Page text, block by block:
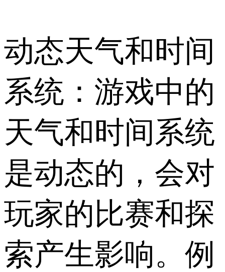
动态天气和时间
系统：游戏中的
天气和时间系统
是动态的，会对
玩家的比赛和探
索产生影响。例